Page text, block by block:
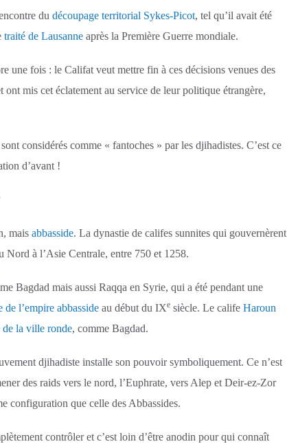
du découpage territorial Sykes-Picot, tel qu’il avait été
traité de Lausanne après la Première Guerre mondiale.
une fois : le Califat veut mettre fin à ces décisions venues des
mis cet éclatement au service de leur politique étrangère,
considérés comme « fantoches » par les djihadistes. C’est ce
d’avant !
mais abbasside. La dynastie de califes sunnites qui gouvernèrent
Nord à l’Asie Centrale, entre 750 et 1258.
Bagdad mais aussi Raqqa en Syrie, qui a été pendant une
de l’empire abbasside au début du IXe siècle. Le calife Haroun
de la ville ronde, comme Bagdad.
djihadiste installe son pouvoir symboliquement. Ce n’est
des raids vers le nord, l’Euphrate, vers Alep et Deir-ez-Zor
configuration que celle des Abbassides.
contrôler et c’est loin d’être anodin pour qui connaît